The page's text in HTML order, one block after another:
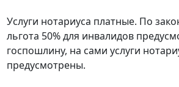
Услуги нотариуса платные. По
льгота 50% для инвалидов
госпошлину, на сами услуги
предусмотрены.